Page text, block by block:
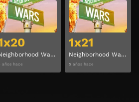
Ver
Neighborhood Wars Temporada 1 Episodio 20
años hace
Ver
1x21
Neighborhood Wars Temporada 1 Episodio 21
5 años hace